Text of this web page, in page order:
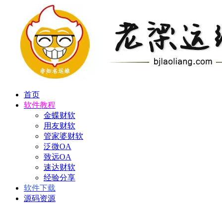
首页
软件教程
金蝶财软
用友财软
管家婆财软
泛微OA
致远OA
速达财软
经验分享
软件下载
源码资源